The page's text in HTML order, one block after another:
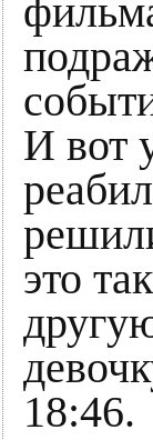
И вот
это
18:46.